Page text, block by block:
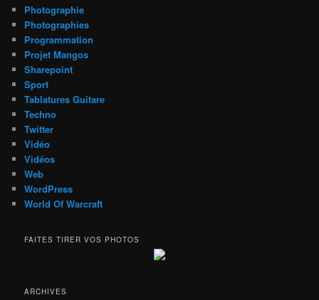
Photographie
Photographies
Programmation
Projet Mangos
Sharepoint
Sport
Tablatures Guitare
Techno
Twitter
Vidéo
Vidéos
Web
WordPress
World Of Warcraft
FAITES TIRER VOS PHOTOS
ARCHIVES